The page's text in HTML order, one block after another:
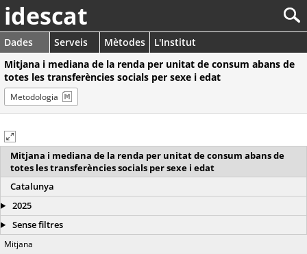
idescat
Dades Serveis Mètodes
L'Institut
Mitjana i mediana de la renda per unitat de consum abans de
totes les transferències socials per sexe i edat
Metodologia
Mitjana i mediana de la renda per unitat de consum abans de
totes les transferències socials per sexe i edat
Catalunya
2025
Sense filtres
Mitjana